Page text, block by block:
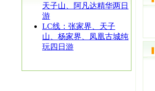
天子山、阿凡达精华两日
游
LC线：张家界、天子
山、杨家界、凤凰古城纯
玩四日游